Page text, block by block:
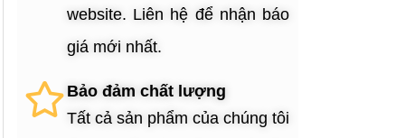
website. Liên hệ để nhận báo
giá mới nhất.
Bảo đảm chất lượng
Tất cả sản phẩm của chúng tôi